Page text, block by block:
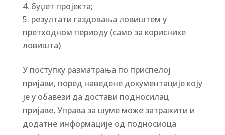
буџет пројекта;
резултати газдовања ловиштем у
претходном периоду (само за кориснике
ловишта)
У поступку разматрања по приспелој
пријави, поред наведене документације коју
је у обавези да достави подносилац
пријаве, Управа за шуме може затражити и
додатне информације од подносиоца